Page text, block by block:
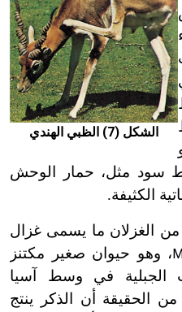
الشكل (7) الظبي الهندي
سود مثل، حمار الوحش
الكثيفة.
من الغزلان ما يسمى غزال
، وهو حيوان صغير مكتنز
الجبلية في وسط آسيا
الحقيقة أن الذكر ينتج